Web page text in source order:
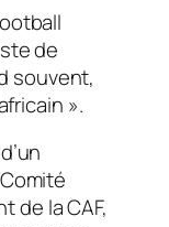
de
souvent,
».
de la CAF,